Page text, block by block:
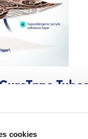
cookiesgeschätzt von